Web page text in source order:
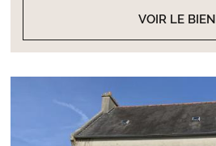
VOIR LE BIEN